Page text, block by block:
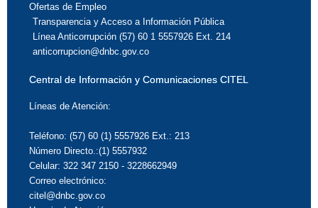
Ofertas de Empleo
Transparencia y Acceso a Información Pública
Línea Anticorrupción (57) 60 1 5557926 Ext. 214
anticorrupcion@dnbc.gov.co
Central de Información y Comunicaciones CITEL
Líneas de Atención:
Teléfono: (57) 60 (1) 5557926 Ext.: 213
Número Directo.:(1) 5557932
Celular: 322 347 2150 - 3228662949
Correo electrónico:
citel@dnbc.gov.co